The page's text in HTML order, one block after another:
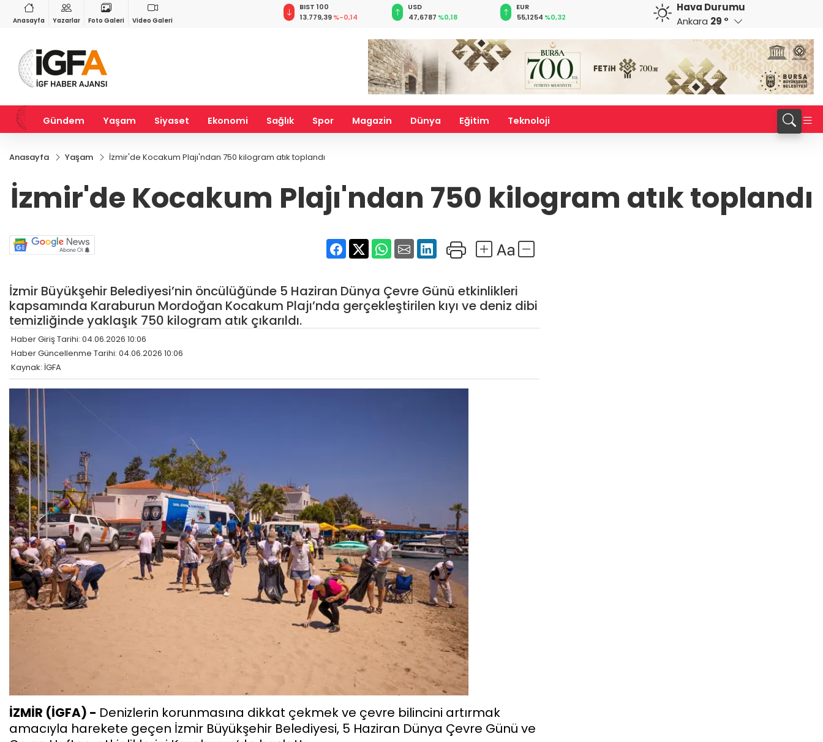
Anasayfa Yazarlar Foto Galeri Video Galeri
%0,32
GAU/TRY
6.660,55%2,59
USD
47,6787%0,18
EUR
55,1254%0,32
GBP
64,3468%0,38 %0,82
CAD
34,1883
Hava Durumu
Ankara 29 °
Gündem Yaşam Siyaset Ekonomi Sağlık Spor Magazin Dünya Eğitim Teknoloji
Anasayfa Yaşam İzmir'de Kocakum Plajı'ndan 750 kilogram atık toplandı
İzmir'de Kocakum Plajı'ndan 750 kilogram atık toplandı
İzmir Büyükşehir Belediyesi’nin öncülüğünde 5 Haziran Dünya Çevre Günü etkinlikleri
kapsamında Karaburun Mordoğan Kocakum Plajı’nda gerçekleştirilen kıyı ve deniz dibi
temizliğinde yaklaşık 750 kilogram atık çıkarıldı.
Haber Giriş Tarihi: 04.06.2026 10:06
Haber Güncellenme Tarihi: 04.06.2026 10:06
Kaynak: İGFA
İZMİR (İGFA) - Denizlerin korunmasına dikkat çekmek ve çevre bilincini artırmak
amacıyla harekete geçen İzmir Büyükşehir Belediyesi, 5 Haziran Dünya Çevre Günü ve